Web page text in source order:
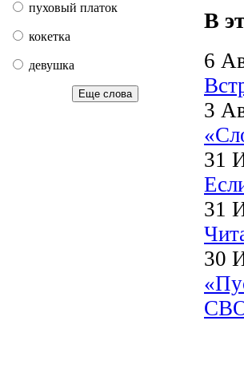
пуховый платок
кокетка
девушка
Еще слова
В
6
3
31
31
30